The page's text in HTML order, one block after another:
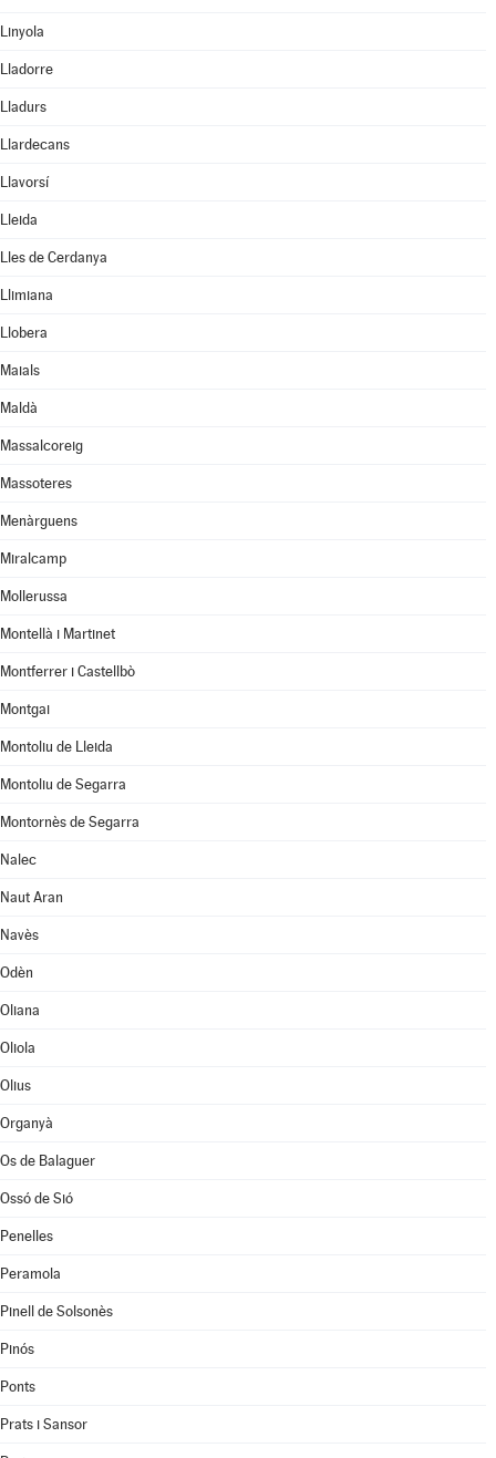
Linyola
Lladorre
Lladurs
Llardecans
Llavorsí
Lleida
Lles de Cerdanya
Llimiana
Llobera
Maials
Maldà
Massalcoreig
Massoteres
Menàrguens
Miralcamp
Mollerussa
Montellà i Martinet
Montferrer i Castellbò
Montgai
Montoliu de Lleida
Montoliu de Segarra
Montornès de Segarra
Nalec
Naut Aran
Navès
Odèn
Oliana
Oliola
Olius
Organyà
Os de Balaguer
Ossó de Sió
Penelles
Peramola
Pinell de Solsonès
Pinós
Ponts
Prats i Sansor